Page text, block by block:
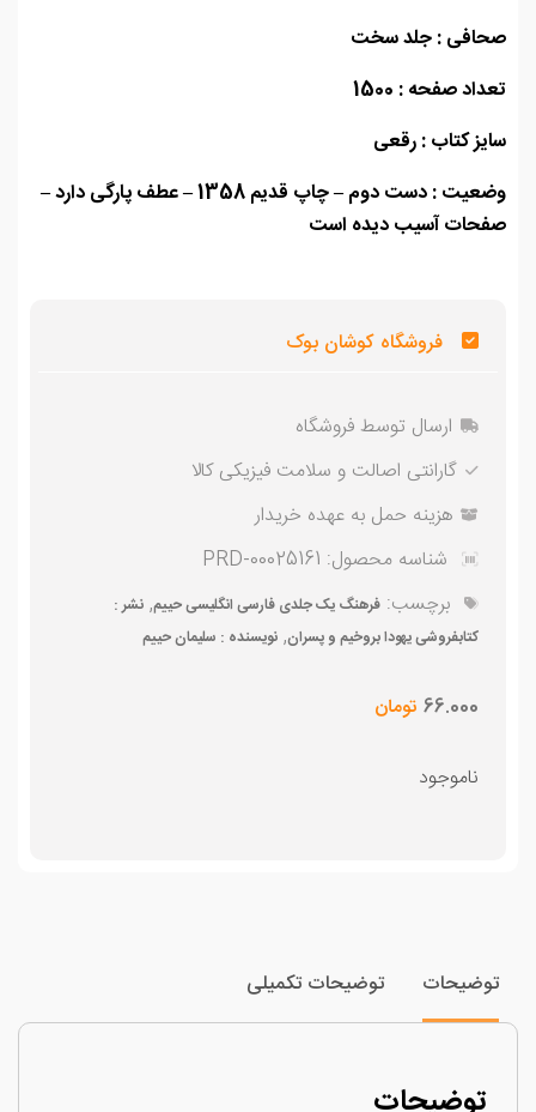
: جلد سخت
صفحه : 1500
کتاب : رقعی
وضعیت : دست دوم – چاپ قدیم 1358 – عطف پارگی دارد –
آسیب دیده است
فروشگاه کوشان بوک
ارسال توسط فروشگاه
گارانتی اصالت و سلامت فیزیکی کالا
هزینه حمل به عهده خریدار
شناسه محصول:PRD-00025161
برچسب:فرهنگ یک جلدی فارسی انگلیسی حییم,نشر :
کتابفروشی یهودا بروخیم و پسران ,نویسنده : سلیمان حییم
66.000تومان
ناموجود
توضیحات تکمیلی